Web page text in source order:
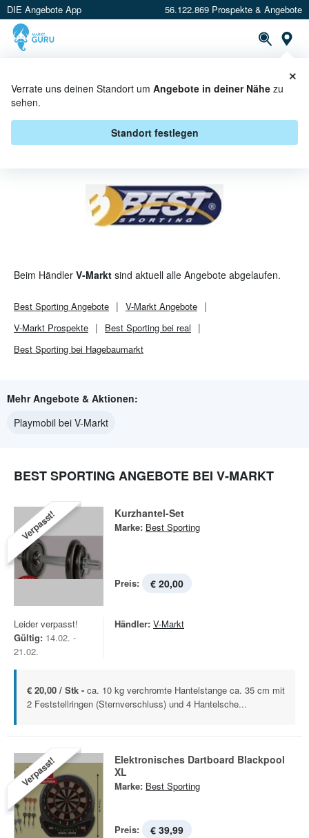
DIE Angebote App 56.122.869 Prospekte & Angebote
Verrate uns deinen Standort um Angebote in deiner Nähe zu
sehen.
Standort festlegen
×
BEST SPORTING BEI V-MARKT -
ANGEBOTE & AKTIONEN
Beim Händler V-Markt sind aktuell alle Angebote abgelaufen.
Best Sporting Angebote V-Markt Angebote
V-Markt Prospekte
Best Sporting bei real
Best Sporting bei Hagebaumarkt
Mehr Angebote & Aktionen:
Playmobil bei V-Markt
BEST SPORTING ANGEBOTE BEI V-MARKT
Verpasst! Kurzhantel-Set
Marke: Best Sporting
Preis: € 20,00
Leider verpasst!
Gültig: 14.02. -
21.02.
Händler: V-Markt
€ 20,00 / Stk - ca. 10 kg verchromte Hantelstange ca. 35 cm mit
2 Feststellringen (Sternverschluss) und 4 Hantelsche...
Verpasst!
Elektronisches Dartboard Blackpool
XL
Marke: Best Sporting
Preis: € 39,99